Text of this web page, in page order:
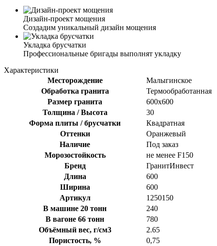
Дизайн-проект мощения
Создадим уникальный дизайн мощения
Укладка брусчатки
Профессиональные бригады выполнят укладку
Характеристики
Месторождение
Малыгинское
Обработка гранита
Термообработанная
Размер гранита
600х600
Толщина / Высота
30
Форма плиты / брусчатки
Квадратная
Оттенки
Оранжевый
Наличие
Под заказ
Морозостойкость
не менее F150
Бренд
ГранитИнвест
Длина
600
Ширина
600
Артикул
1250150
В машине 20 тонн
240
В вагоне 66 тонн
780
Объёмный вес, г/см3
2.65
Пористость, %
0,75